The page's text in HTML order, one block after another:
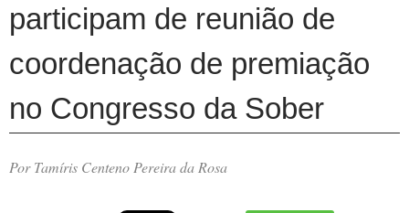
participam de reunião de
coordenação de premiação
no Congresso da Sober
Por Tamíris Centeno Pereira da Rosa